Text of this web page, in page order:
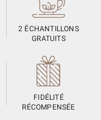
2 ÉCHANTILLONS
GRATUITS
FIDÉLITÉ
RÉCOMPENSÉE